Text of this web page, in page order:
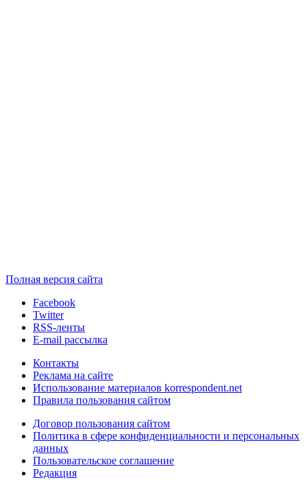
Полная версия сайта
Facebook
Twitter
RSS-ленты
E-mail рассылка
Контакты
Реклама на сайте
Использование материалов korrespondent.net
Правила пользования сайтом
Договор пользования сайтом
Политика в сфере конфиденциальности и персональных
данных
Пользовательское соглашение
Редакция